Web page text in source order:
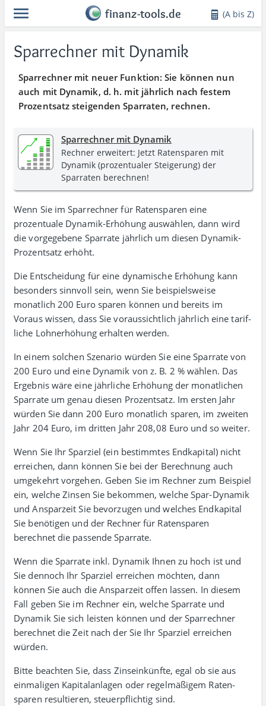
finanz-tools.de (A bis Z)
Sparrechner mit Dynamik
Sparrechner mit neuer Funktion: Sie können nun
auch mit Dynamik, d. h. mit jährlich nach festem
Prozentsatz steigenden Sparraten, rechnen.
Sparrechner mit Dynamik
Rechner erweitert: Jetzt Ratensparen mit
Dynamik (prozentualer Stei­gerung) der
Sparraten berechnen!
Wenn Sie im Sparrechner für Ratensparen eine
prozentuale Dynamik-Erhöhung aus­wählen, dann wird
die vorge­ge­bene Sparrate jährlich um diesen Dynamik-
Prozentsatz erhöht.
Die Entscheidung für eine dynamische Erhöhung kann
besonders sinn­voll sein, wenn Sie beispiels­weise
monatlich 200 Euro sparen können und bereits im
Voraus wissen, dass Sie voraus­sichtlich jährlich eine tarif­
liche Lohn­erhöhung erhalten werden.
In einem solchen Szenario würden Sie eine Sparrate von
200 Euro und eine Dynamik von z. B. 2 % wählen. Das
Ergebnis wäre eine jährliche Erhöhung der monat­lichen
Spar­rate um genau diesen Prozent­satz. Im ersten Jahr
würden Sie dann 200 Euro monat­lich sparen, im zweiten
Jahr 204 Euro, im dritten Jahr 208,08 Euro und so weiter.
Wenn Sie Ihr Sparziel (ein bestimmtes End­kapital) nicht
erreichen, dann können Sie bei der Berechnung auch
umge­kehrt vor­gehen. Geben Sie im Rechner zum Beispiel
ein, welche Zinsen Sie bekommen, welche Spar-Dynamik
und Anspar­zeit Sie bevorzugen und welches Endkapital
Sie benötigen und der Rechner für Raten­sparen
berechnet die passende Sparrate.
Wenn die Sparrate inkl. Dynamik Ihnen zu hoch ist und
Sie dennoch Ihr Sparziel erreichen möchten, dann
können Sie auch die Anspar­zeit offen lassen. In diesem
Fall geben Sie im Rechner ein, welche Spar­rate und
Dynamik Sie sich leisten können und der Spar­rechner
berechnet die Zeit nach der Sie Ihr Spar­ziel erreichen
würden.
Bitte beachten Sie, dass Zins­ein­künfte, egal ob sie aus
ein­ma­ligen Kapital­anlagen oder regel­mäßigem Raten­
sparen resul­tieren, steuer­pflichtig sind.